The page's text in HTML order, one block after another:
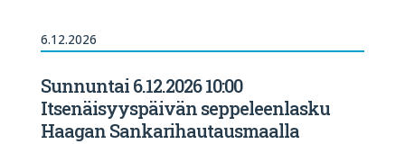
6.12.2026
Sunnuntai 6.12.2026 10:00
Itsenäisyyspäivän seppeleenlasku
Haagan Sankarihautausmaalla